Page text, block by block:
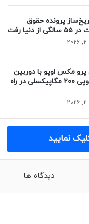
سیستم، همراه با فناوری باتری لیتیم‌آهن‌فسفات BYD، برد ترکیبی
انتخاب کنند؛ باتری با ظرفیت کمتر که امکان پیمودن ۸۰ کیلومتر
با ظرفیت بالاتر که
پرونده حقوق
از دنیا رفت
مکس اوپو با دوربین
پریسکوپی ۲۰۰ مگاپیکسلی در راه
نمایید
دیدگاه ها